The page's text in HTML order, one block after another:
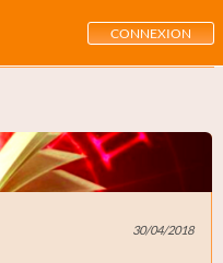
CONNEXION
30/04/2018